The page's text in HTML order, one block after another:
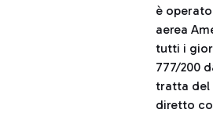
è
aerea
tutti i
777/200
tratta del
diretto